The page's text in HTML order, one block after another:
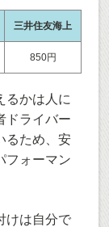
三井住友海上
850円
るかは人に
ドライバー
るため、安
フォーマン
けは自分で